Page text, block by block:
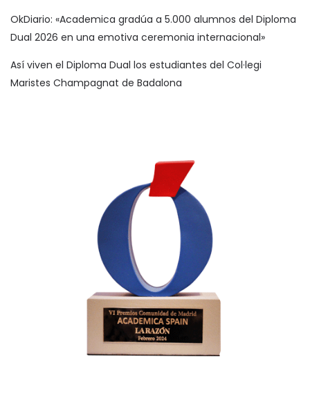
OkDiario: «Academica gradúa a 5.000 alumnos del Diploma
Dual 2026 en una emotiva ceremonia internacional»
Así viven el Diploma Dual los estudiantes del Col·legi
Maristes Champagnat de Badalona